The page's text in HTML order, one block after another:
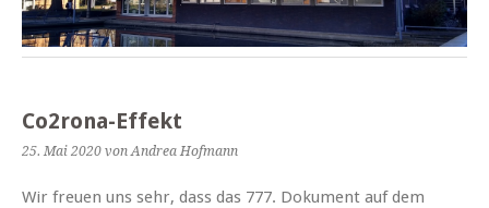
Co2rona-Effekt
25. Mai 2020 von Andrea Hofmann
Wir freuen uns sehr, dass das 777. Dokument auf dem